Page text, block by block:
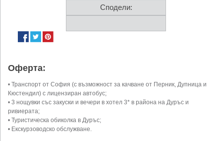
Сподели:
Оферта:
• Транспорт от София (с възможност за качване от Перник, Дупница и
Кюстендил) с лицензиран автобус;
• 3 нощувки със закуски и вечери в хотел 3* в района на Дуръс и
ривиерата;
• Туристическа обиколка в Дуръс;
• Екскурзоводско обслужване.